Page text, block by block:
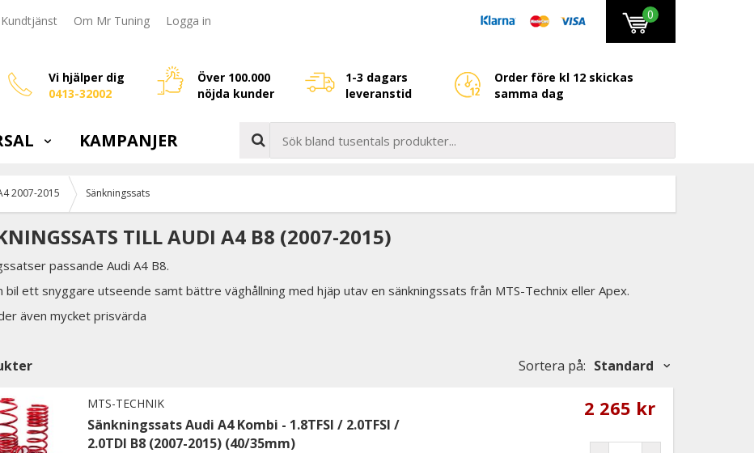
Kundtjänst Om Mr Tuning Logga in 0
Vi hjälper dig
0413-32002
Över 100.000
nöjda kunder
1-3 dagars
leveranstid
Order före kl 12 skickas
samma dag
KAMPANJER
2007-2015 Sänkningssats
TILL AUDI A4 B8 (2007-2015)
passande Audi A4 B8.
bil ett snyggare utseende samt bättre väghållning med hjäp utav en sänkningssats från MTS-Technix eller Apex.
även mycket prisvärda
Sortera på: Standard
MTS-TECHNIK
Sänkningssats Audi A4 Kombi - 1.8TFSI / 2.0TFSI /
2.0TDI B8 (2007-2015) (40/35mm)
2 265 kr